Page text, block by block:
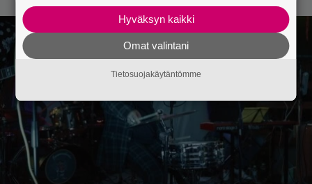
Hyväksyn kaikki
Omat valintani
Tietosuojakäytäntömme